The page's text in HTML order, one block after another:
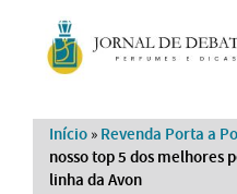
Início » Revenda Porta a
nosso top 5 dos melhores
linha da Avon